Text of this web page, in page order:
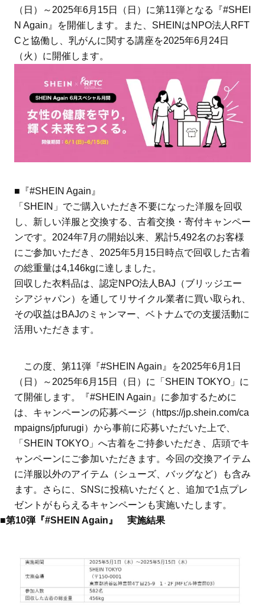
（日）～2025年6月15日（日）に第11弾となる『#SHEI
N Again』を開催します。また、SHEINはNPO法人RFT
Cと協働し、乳がんに関する講座を2025年6月24日
（火）に開催します。
■『#SHEIN Again』
「SHEIN」でご購入いただき不要になった洋服を回収
し、新しい洋服と交換する、古着交換・寄付キャンペー
ンです。2024年7月の開始以来、累計5,492名のお客様
にご参加いただき、2025年5月15日時点で回収した古着
の総重量は4,146kgに達しました。
回収した衣料品は、認定NPO法人BAJ（ブリッジエー
シアジャパン）を通してリサイクル業者に買い取られ、
その収益はBAJのミャンマー、ベトナムでの支援活動に
活用いただきます。
この度、第11弾『#SHEIN Again』を2025年6月1日
（日）～2025年6月15日（日）に「SHEIN TOKYO」に
て開催します。『#SHEIN Again』に参加するために
は、キャンペーンの応募ページ（https://jp.shein.com/ca
mpaigns/jpfurugi）から事前に応募いただいた上で、
「SHEIN TOKYO」へ古着をご持参いただき、店頭でキ
ャンペーンにご参加いただきます。今回の交換アイテム
に洋服以外のアイテム（シューズ、バッグなど）も含み
ます。さらに、SNSに投稿いただくと、追加で1点プレ
ゼントがもらえるキャンペーンも実施いたします。
■第10弾『#SHEIN Again』 実施結果